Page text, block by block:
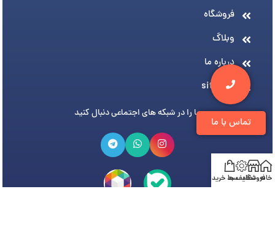
تماس با ما
فروشگاه
وبلاگ
درباره ما
sitemap
ما را در شبکه های اجتماعی دنبال کنید
خانهفروشگاه
تخفیف هاسبد خرید